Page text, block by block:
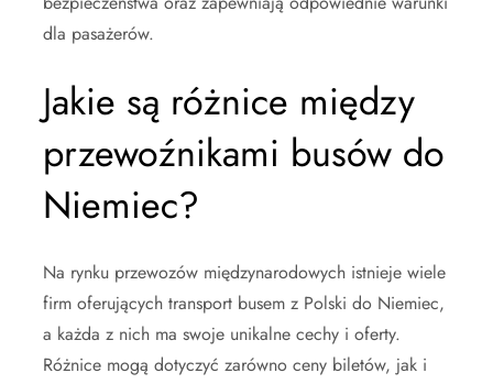
dla pasażerów.
Jakie są różnice między
przewoźnikami busów do
Niemiec?
Na rynku przewozów międzynarodowych istnieje wiele
firm oferujących transport busem z Polski do Niemiec,
a każda z nich ma swoje unikalne cechy i oferty.
Różnice mogą dotyczyć zarówno ceny biletów, jak i